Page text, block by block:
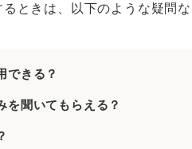
題の無料法律相談をしたい
題の無料法律相談をしたいと
収の無料法律相談をしたいと
故の無料法律相談をしたいと
ときは、以下のような疑問
できる？
を聞いてもらえる？